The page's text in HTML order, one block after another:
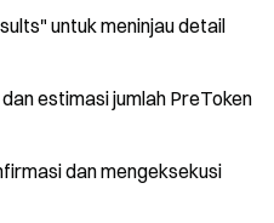
untuk meninjau detail
estimasi jumlah PreToken
dan mengeksekusi